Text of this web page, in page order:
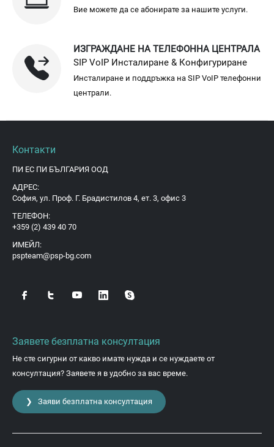
Вие можете да се абонирате за нашите услуги.
ИЗГРАЖДАНЕ НА ТЕЛЕФОННА ЦЕНТРАЛА
SIP VoIP Инсталиране & Конфигуриране
Инсталиране и поддръжка на SIP VoIP телефонни
централи.
Контакти
ПИ ЕС ПИ БЪЛГАРИЯ ООД
АДРЕС:
София, ул. Проф. Г. Брадистилов 4, ет. 3, офис 3
ТЕЛЕФОН:
+359 (2) 439 40 70
ИМЕЙЛ:
pspteam@psp-bg.com
Заявете безплатна консултация
Не сте сигурни от какво имате нужда и се нуждаете от
консултация? Заявете я в удобно за вас време.
❯ Заяви безплатна консултация